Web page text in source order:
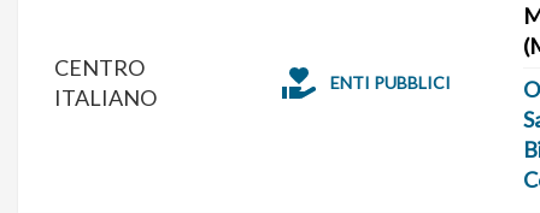
CENTRO
ITALIANO
ENTI PUBBLICI